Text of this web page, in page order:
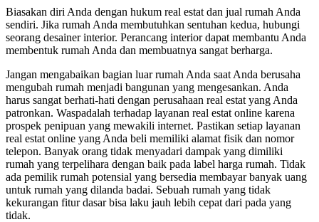
Biasakan diri Anda dengan hukum real estat dan jual rumah Anda
sendiri. Jika rumah Anda membutuhkan sentuhan kedua, hubungi
seorang desainer interior. Perancang interior dapat membantu Anda
membentuk rumah Anda dan membuatnya sangat berharga.
Jangan mengabaikan bagian luar rumah Anda saat Anda berusaha
mengubah rumah menjadi bangunan yang mengesankan. Anda
harus sangat berhati-hati dengan perusahaan real estat yang Anda
patronkan. Waspadalah terhadap layanan real estat online karena
prospek penipuan yang mewakili internet. Pastikan setiap layanan
real estat online yang Anda beli memiliki alamat fisik dan nomor
telepon. Banyak orang tidak menyadari dampak yang dimiliki
rumah yang terpelihara dengan baik pada label harga rumah. Tidak
ada pemilik rumah potensial yang bersedia membayar banyak uang
untuk rumah yang dilanda badai. Sebuah rumah yang tidak
kekurangan fitur dasar bisa laku jauh lebih cepat dari pada yang
tidak.